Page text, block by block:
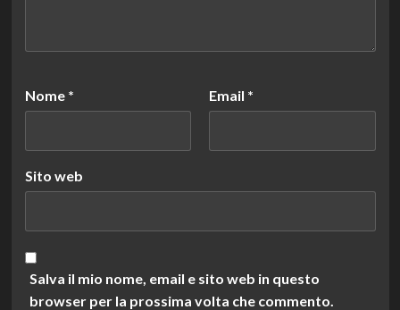
Nome * Email *
Sito web
Salva il mio nome, email e sito web in questo
browser per la prossima volta che commento.